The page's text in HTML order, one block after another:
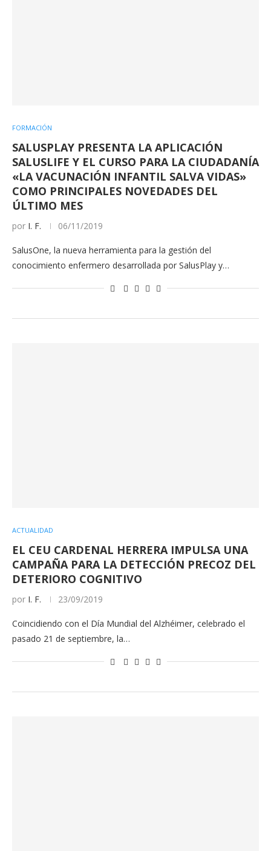
FORMACIÓN
SALUSPLAY PRESENTA LA APLICACIÓN
SALUSLIFE Y EL CURSO PARA LA CIUDADANÍA
«LA VACUNACIÓN INFANTIL SALVA VIDAS»
COMO PRINCIPALES NOVEDADES DEL
ÚLTIMO MES
por I. F. 06/11/2019
SalusOne, la nueva herramienta para la gestión del
conocimiento enfermero desarrollada por SalusPlay y…
ACTUALIDAD
EL CEU CARDENAL HERRERA IMPULSA UNA
CAMPAÑA PARA LA DETECCIÓN PRECOZ DEL
DETERIORO COGNITIVO
por I. F. 23/09/2019
Coincidiendo con el Día Mundial del Alzhéimer, celebrado el
pasado 21 de septiembre, la…